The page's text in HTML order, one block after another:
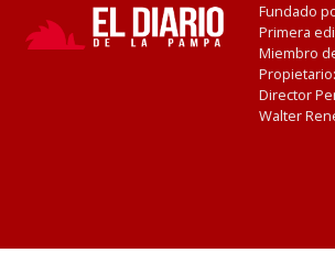
Fundado
Primera
Miembro
Director
Walter